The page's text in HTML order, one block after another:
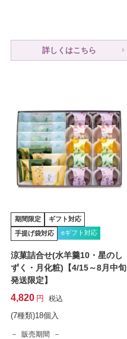
詳しくはこちら
期間限定 ギフト対応
手提げ袋対応 eギフト対応
涼菓詰合せ(水羊羹10・星のし
ずく・月化粧)【4/15～8月中旬
発送限定】
4,820 税込
(7種類)18個入
販売期間